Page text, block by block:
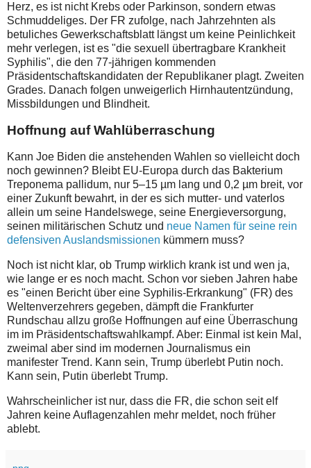
Herz, es ist nicht Krebs oder Parkinson, sondern etwas
Schmuddeliges. Der FR zufolge, nach Jahrzehnten als
betuliches Gewerkschaftsblatt längst um keine Peinlichkeit
mehr verlegen, ist es "die sexuell übertragbare Krankheit
Syphilis", die den 77-jährigen kommenden
Präsidentschaftskandidaten der Republikaner plagt. Zweiten
Grades. Danach folgen unweigerlich Hirnhautentzündung,
Missbildungen und Blindheit.
Hoffnung auf Wahlüberraschung
Kann Joe Biden die anstehenden Wahlen so vielleicht doch
noch gewinnen? Bleibt EU-Europa durch das Bakterium
Treponema pallidum, nur 5–15 µm lang und 0,2 µm breit, vor
einer Zukunft bewahrt, in der es sich mutter- und vaterlos
allein um seine Handelswege, seine Energieversorgung,
seinen militärischen Schutz und neue Namen für seine rein
defensiven Auslandsmissionen kümmern muss?
Noch ist nicht klar, ob Trump wirklich krank ist und wen ja,
wie lange er es noch macht. Schon vor sieben Jahren habe
es "einen Bericht über eine Syphilis-Erkrankung" (FR) des
Weltenverzehrers gegeben, dämpft die Frankfurter
Rundschau allzu große Hoffnungen auf eine Überraschung
im im Präsidentschaftswahlkampf. Aber: Einmal ist kein Mal,
zweimal aber sind im modernen Journalismus ein
manifester Trend. Kann sein, Trump überlebt Putin noch.
Kann sein, Putin überlebt Trump.
Wahrscheinlicher ist nur, dass die FR, die schon seit elf
Jahren keine Auflagenzahlen mehr meldet, noch früher
ablebt.